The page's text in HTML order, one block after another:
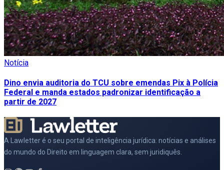
Notícia
Dino envia auditoria do TCU sobre emendas Pix à Polícia
Federal e manda estados padronizar identificação a
partir de 2027
A Lawletter é o seu portal de inteligência jurídica: notícias e análises
do mundo do Direito em linguagem clara, sem juridiquês.